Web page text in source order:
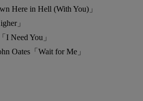
Here in Hell (With You)」
」
I Need You」
Oates「Wait for Me」